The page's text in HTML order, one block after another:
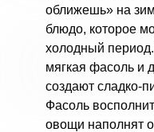
оближешь» на
блюдо, которое
холодный
мягкая фасоль и
создают сладко-
Фасоль
овощи наполнят